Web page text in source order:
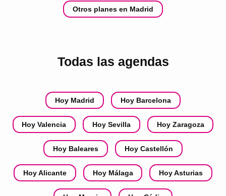
Otros planes en Madrid
Todas las agendas
Hoy Madrid Hoy Barcelona
Hoy Valencia Hoy Sevilla Hoy Zaragoza
Hoy Baleares Hoy Castellón
Hoy Alicante Hoy Málaga Hoy Asturias